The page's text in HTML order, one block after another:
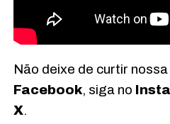
Não deixe de curtir
Facebook, siga no
X.